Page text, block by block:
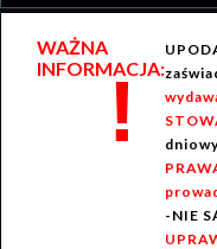
WAŻNA
INFORMACJA:
!
-NIE